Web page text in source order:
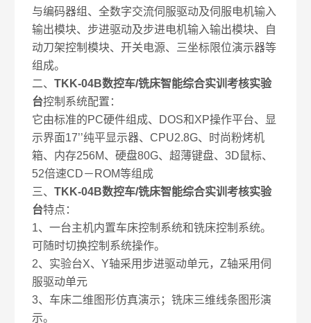
与编码器组、全数字交流伺服驱动及伺服电机输入
输出模块、步进驱动及步进电机输入输出模块、自
动刀架控制模块、开关电源、三坐标限位演示器等
组成。
二、TKK-04B数控车/铣床智能综合实训考核实验
台控制系统配置：
它由标准的PC硬件组成、DOS和XP操作平台、显
示界面17’’纯平显示器、CPU2.8G、时尚粉烤机
箱、内存256M、硬盘80G、超薄键盘、3D鼠标、
52倍速CD－ROM等组成
三、TKK-04B数控车/铣床智能综合实训考核实验
台特点：
1、一台主机内置车床控制系统和铣床控制系统。
可随时切换控制系统操作。
2、实验台X、Y轴采用步进驱动单元，Z轴采用伺
服驱动单元
3、车床二维图形仿真演示；铣床三维线条图形演
示。